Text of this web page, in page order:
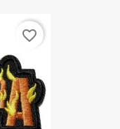
favorite_border